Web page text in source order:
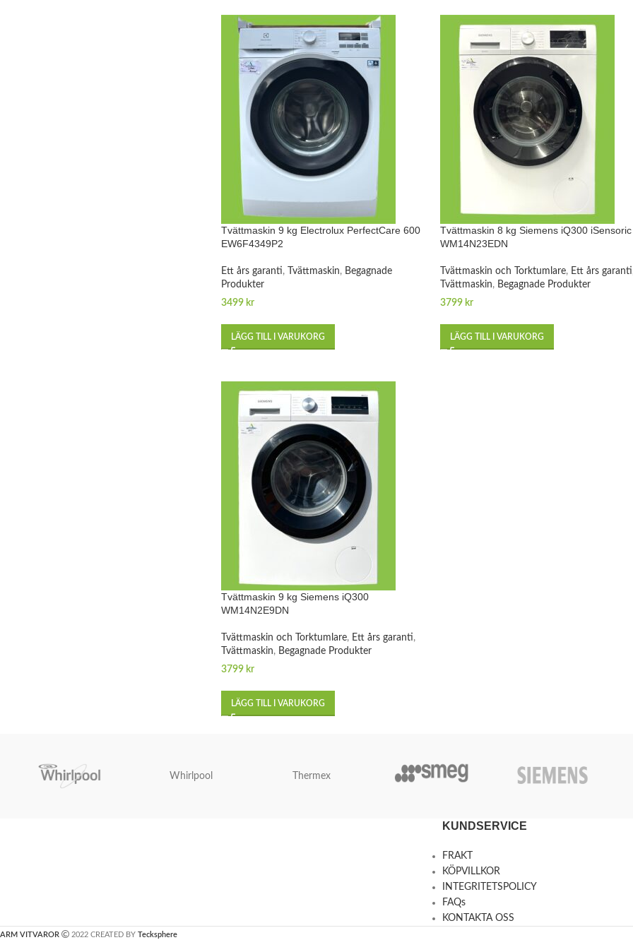
Tvättmaskin 9 kg Electrolux PerfectCare 600
EW6F4349P2
Ett års garanti, Tvättmaskin, Begagnade
Produkter
3499 kr
LÄGG TILL I VARUKORG
Tvättmaskin 8 kg Siemens iQ300 iSensoric
WM14N23EDN
Tvättmaskin och Torktumlare, Ett års garanti
Tvättmaskin, Begagnade Produkter
3799 kr
LÄGG TILL I VARUKORG
Tvättmaskin 9 kg Siemens iQ300
WM14N2E9DN
Tvättmaskin och Torktumlare, Ett års garanti,
Tvättmaskin, Begagnade Produkter
3799 kr
LÄGG TILL I VARUKORG
Whirlpool Thermex
KUNDSERVICE
FRAKT
KÖPVILLKOR
INTEGRITETSPOLICY
FAQs
KONTAKTA OSS
ARM VITVAROR 2022 CREATED BY Tecksphere